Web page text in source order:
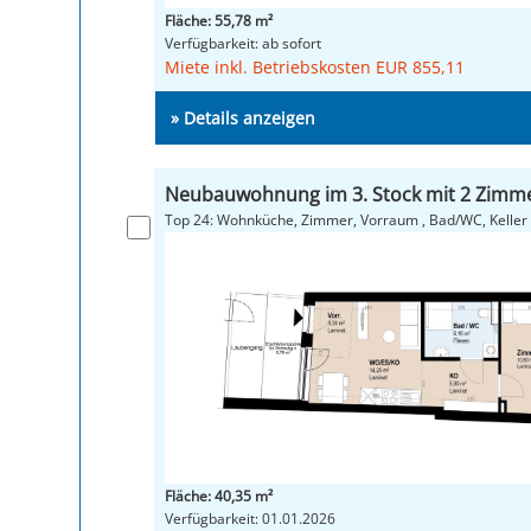
Fläche: 55,78 m²
Verfügbarkeit: ab sofort
Miete inkl. Betriebskosten EUR 855,11
» Details anzeigen
Neubauwohnung im 3. Stock mit 2
Top 24: Wohnküche, Zimmer, Vorraum , Bad/WC, Keller
Fläche: 40,35 m²
Verfügbarkeit: 01.01.2026